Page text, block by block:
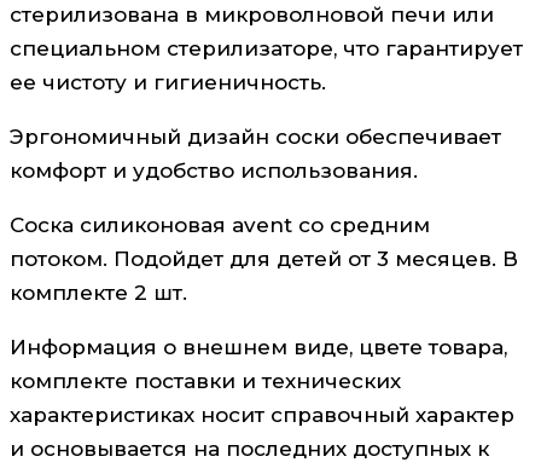
стерилизована в микроволновой печи или
специальном стерилизаторе, что гарантирует
ее чистоту и гигиеничность.
Эргономичный дизайн соски обеспечивает
комфорт и удобство использования.
Соска силиконовая avent со средним
потоком. Подойдет для детей от 3 месяцев. В
комплекте 2 шт.
Информация о внешнем виде, цвете товара,
комплекте поставки и технических
характеристиках носит справочный характер
и основывается на последних доступных к